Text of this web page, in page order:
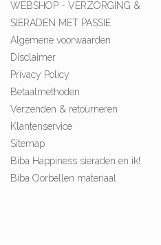
WEBSHOP - VERZORGING &
SIERADEN MET PASSIE
Algemene voorwaarden
Disclaimer
Privacy Policy
Betaalmethoden
Verzenden & retourneren
Klantenservice
Sitemap
Biba Happiness sieraden en ik!
Biba Oorbellen materiaal